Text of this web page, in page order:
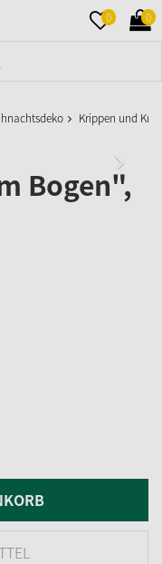
0 0
Krippen und
Bogen",